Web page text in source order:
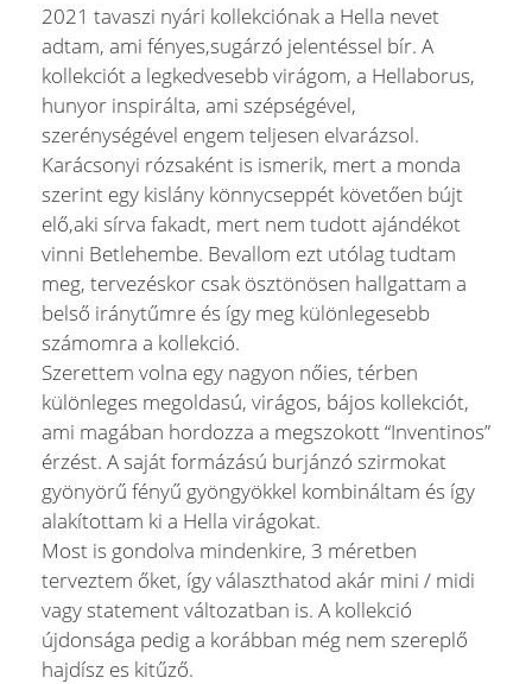
2021 tavaszi nyári kollekciónak a Hella nevet
adtam, ami fényes,sugárzó jelentéssel bír. A
kollekciót a legkedvesebb virágom, a Hellaborus,
hunyor inspirálta, ami szépségével,
szerénységével engem teljesen elvarázsol.
Karácsonyi rózsaként is ismerik, mert a monda
szerint egy kislány könnycseppét követően bújt
elő,aki sírva fakadt, mert nem tudott ajándékot
vinni Betlehembe. Bevallom ezt utólag tudtam
meg, tervezéskor csak ösztönösen hallgattam a
belső iránytűmre és így meg különlegesebb
számomra a kollekció.
Szerettem volna egy nagyon nőies, térben
különleges megoldasú, virágos, bájos kollekciót,
ami magában hordozza a megszokott “Inventinos”
érzést. A saját formázású burjánzó szirmokat
gyönyörű fényű gyöngyökkel kombináltam és így
alakítottam ki a Hella virágokat.
Most is gondolva mindenkire, 3 méretben
terveztem őket, így választhatod akár mini / midi
vagy statement változatban is. A kollekció
újdonsága pedig a korábban még nem szereplő
hajdísz es kitűző.